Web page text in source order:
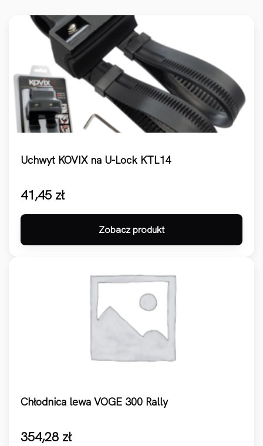
Uchwyt KOVIX na U-Lock KTL14
41,45 zł
Zobacz produkt
Chłodnica lewa VOGE 300 Rally
354,28 zł